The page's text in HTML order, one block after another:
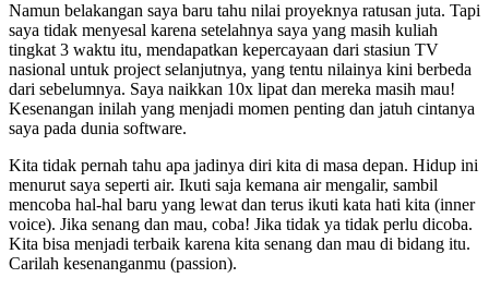
Namun belakangan saya baru tahu nilai proyeknya ratusan juta. Tapi
saya tidak menyesal karena setelahnya saya yang masih kuliah
tingkat 3 waktu itu, mendapatkan kepercayaan dari stasiun TV
nasional untuk project selanjutnya, yang tentu nilainya kini berbeda
dari sebelumnya. Saya naikkan 10x lipat dan mereka masih mau!
Kesenangan inilah yang menjadi momen penting dan jatuh cintanya
saya pada dunia software.
Kita tidak pernah tahu apa jadinya diri kita di masa depan. Hidup ini
menurut saya seperti air. Ikuti saja kemana air mengalir, sambil
mencoba hal-hal baru yang lewat dan terus ikuti kata hati kita (inner
voice). Jika senang dan mau, coba! Jika tidak ya tidak perlu dicoba.
Kita bisa menjadi terbaik karena kita senang dan mau di bidang itu.
Carilah kesenanganmu (passion).